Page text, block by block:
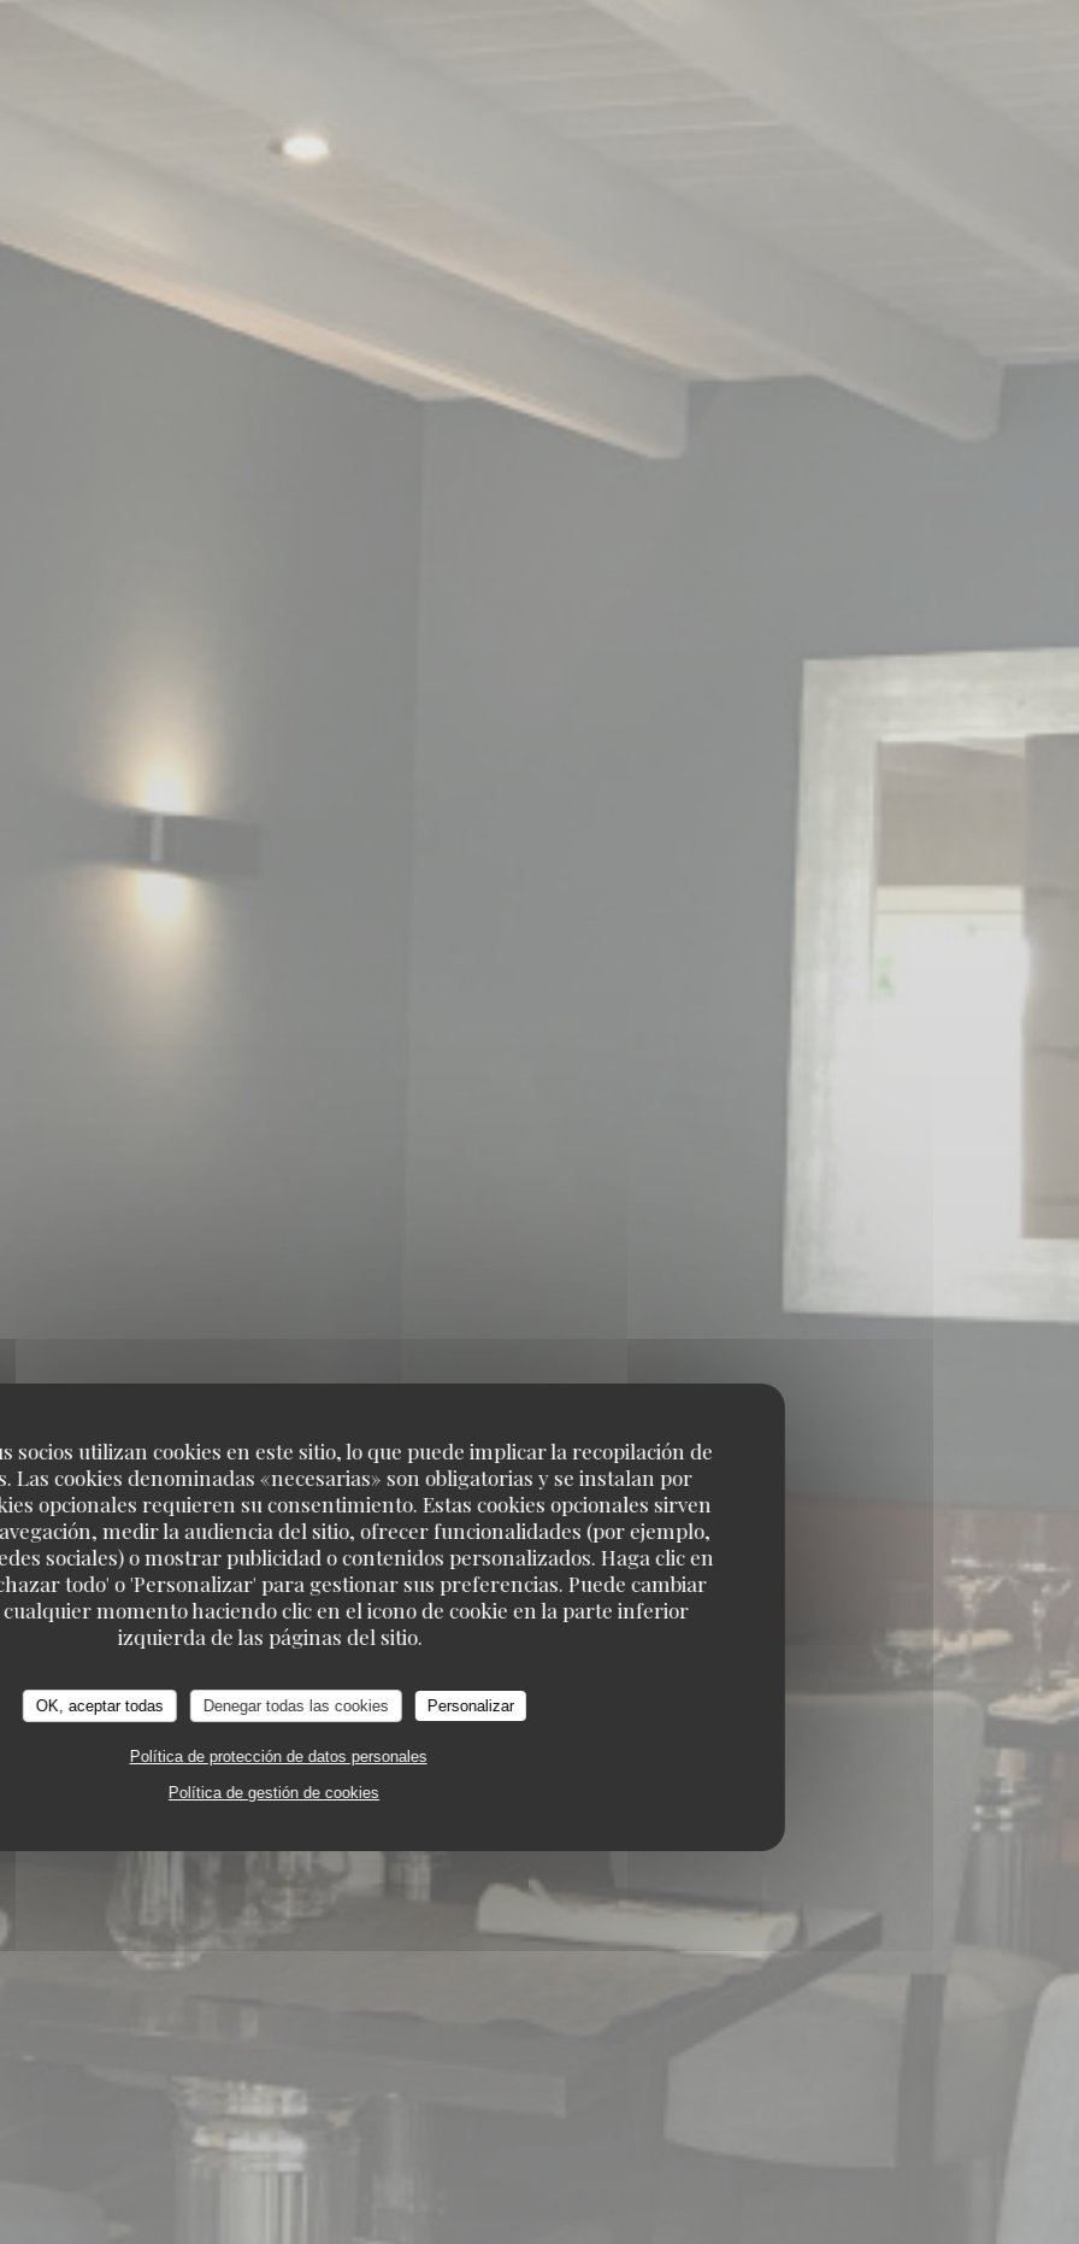
socios utilizan cookies en este sitio, lo que puede implicar la recopilación de
Las cookies denominadas «necesarias» son obligatorias y se instalan por
opcionales requieren su consentimiento. Estas cookies opcionales sirven
medir la audiencia del sitio, ofrecer funcionalidades (por ejemplo,
sociales) o mostrar publicidad o contenidos personalizados. Haga clic en
todo' o 'Personalizar' para gestionar sus preferencias. Puede cambiar
momento haciendo clic en el icono de cookie en la parte inferior
izquierda de las páginas del sitio.
OK, aceptar todas Denegar todas las cookies Personalizar
Política de protección de datos personales
Política de gestión de cookies
DE CATUSSEAU
86 ROUTE DE CATUSSEAU 33500 POMEROL
LA TABLE DE CATUSSEAU